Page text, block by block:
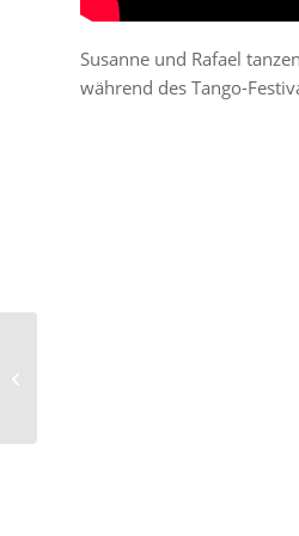
Susanne und Rafael
während des Tango-